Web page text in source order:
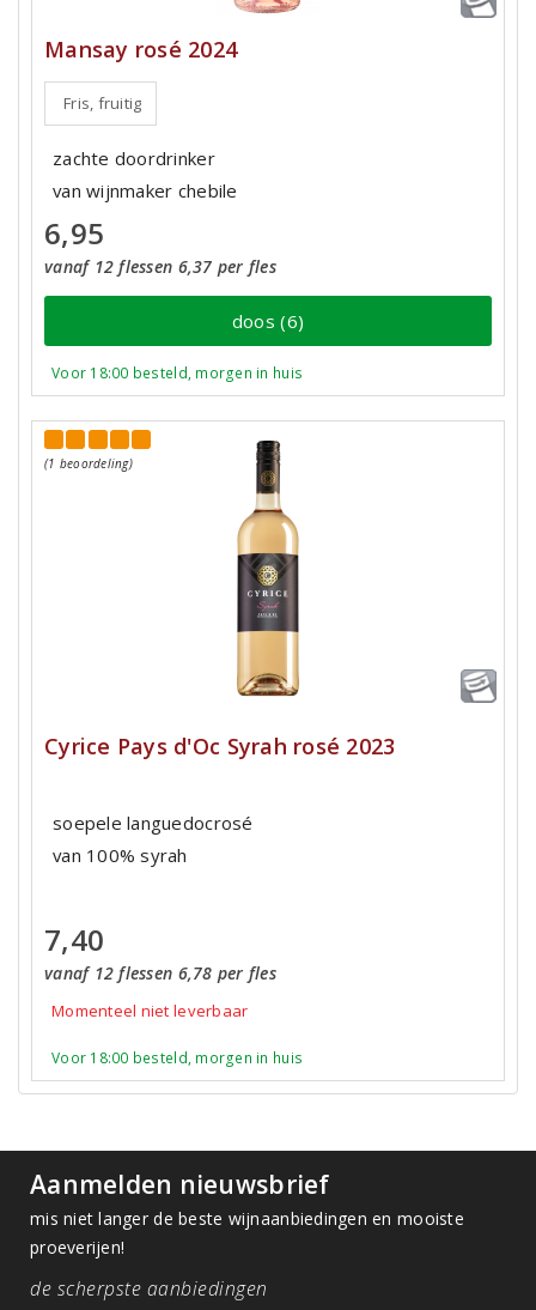
Mansay rosé 2024
Fris, fruitig
zachte doordrinker
van wijnmaker chebile
6,95
vanaf 12 flessen 6,37 per fles
doos (6)
Voor 18:00 besteld, morgen in huis
(1 beoordeling)
Cyrice Pays d'Oc Syrah rosé 2023
soepele languedocrosé
van 100% syrah
7,40
vanaf 12 flessen 6,78 per fles
Momenteel niet leverbaar
Voor 18:00 besteld, morgen in huis
Aanmelden nieuwsbrief
mis niet langer de beste wijnaanbiedingen en mooiste
proeverijen!
de scherpste aanbiedingen